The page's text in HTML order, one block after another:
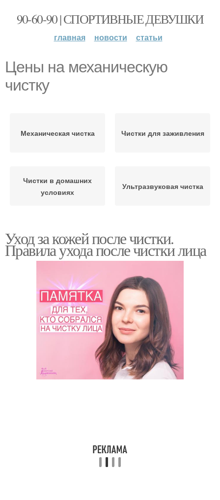
90-60-90 | СПОРТИВНЫЕ ДЕВУШКИ
главная новости статьи
Цены на механическую
чистку
Механическая чистка Чистки для заживления
Чистки в домашних
условиях
Ультразвуковая чистка
Уход за кожей после чистки.
Правила ухода после чистки лица